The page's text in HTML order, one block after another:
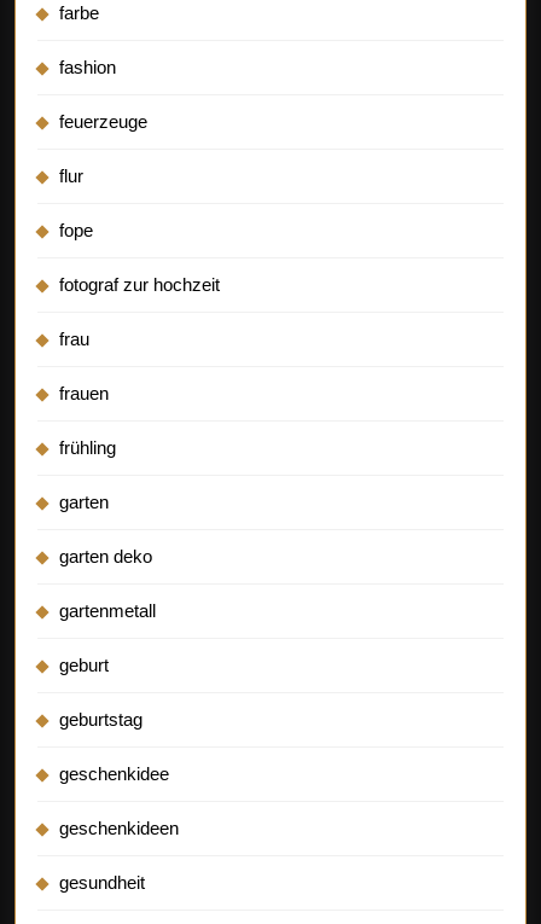
farbe
fashion
feuerzeuge
flur
fope
fotograf zur hochzeit
frau
frauen
frühling
garten
garten deko
gartenmetall
geburt
geburtstag
geschenkidee
geschenkideen
gesundheit